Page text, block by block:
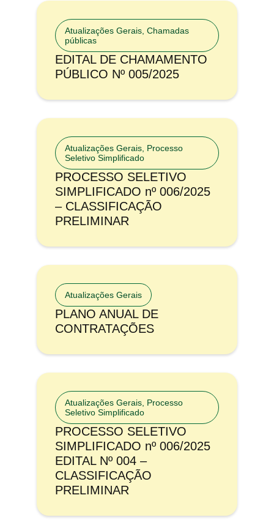
Atualizações Gerais Chamadas
públicas
EDITAL DE CHAMAMENTO
PÚBLICO Nº 005/2025
Atualizações Gerais Processo
Seletivo Simplificado
PROCESSO SELETIVO
SIMPLIFICADO nº 006/2025
– CLASSIFICAÇÃO
PRELIMINAR
Atualizações Gerais
PLANO ANUAL DE
CONTRATAÇÕES
Atualizações Gerais Processo
Seletivo Simplificado
PROCESSO SELETIVO
SIMPLIFICADO nº 006/2025
EDITAL Nº 004 –
CLASSIFICAÇÃO
PRELIMINAR